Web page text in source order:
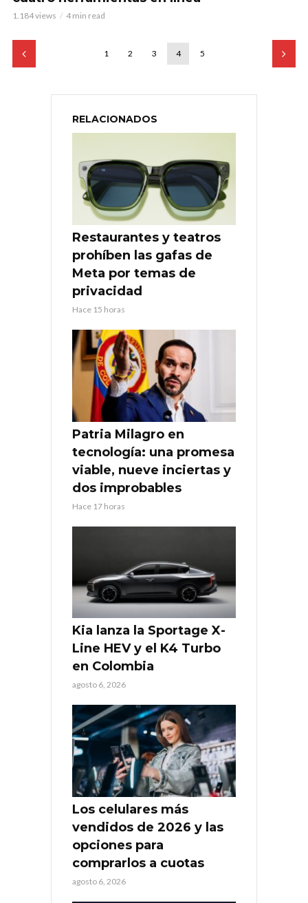
1.184 views 4 min read
1 2 3 4 5
RELACIONADOS
Restaurantes y teatros
prohíben las gafas de
Meta por temas de
privacidad
Hace 15 horas
Patria Milagro en
tecnología: una promesa
viable, nueve inciertas y
dos improbables
Hace 17 horas
Kia lanza la Sportage X-
Line HEV y el K4 Turbo
en Colombia
agosto 6, 2026
Los celulares más
vendidos de 2026 y las
opciones para
comprarlos a cuotas
agosto 6, 2026